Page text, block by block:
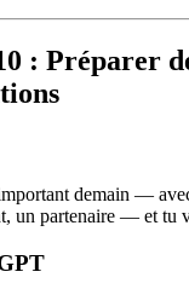
: Préparer
demain —
un partenaire — et tu